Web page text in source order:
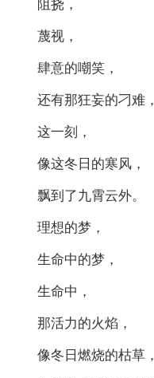
阻挠，
蔑视，
肆意的嘲笑，
还有那狂妄的刁难，
这一刻，
像这冬日的寒风，
飘到了九霄云外。
理想的梦，
生命中的梦，
生命中，
那活力的火焰，
像冬日燃烧的枯草，